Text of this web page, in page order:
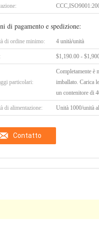
di pagamento e spedizione:
di ordine minimo: 4 unità/unità
$1,190.00 -
particolari:
Completamente è
imballato. Carica
un contenitore di
di alimentazione: Unità 1000/unità
Contatto